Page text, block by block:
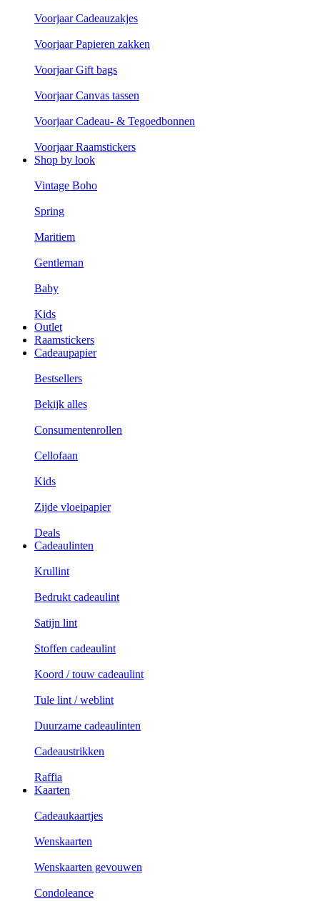
Voorjaar Cadeauzakjes
Voorjaar Papieren zakken
Voorjaar Gift bags
Voorjaar Canvas tassen
Voorjaar Cadeau- & Tegoedbonnen
Voorjaar Raamstickers
Shop by look
Vintage Boho
Spring
Maritiem
Gentleman
Baby
Kids
Outlet
Raamstickers
Cadeaupapier
Bestsellers
Bekijk alles
Consumentenrollen
Cellofaan
Kids
Zijde vloeipapier
Deals
Cadeaulinten
Krullint
Bedrukt cadeaulint
Satijn lint
Stoffen cadeaulint
Koord / touw cadeaulint
Tule lint / weblint
Duurzame cadeaulinten
Cadeaustrikken
Raffia
Kaarten
Cadeaukaartjes
Wenskaarten
Wenskaarten gevouwen
Condoleance